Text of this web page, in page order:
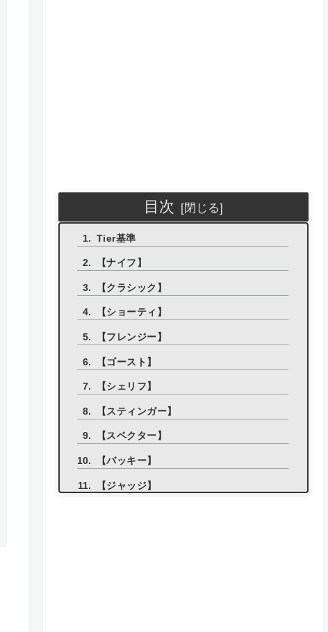
目次
Tier基準
【ナイフ】
【クラシック】
【ショーティ】
【フレンジー】
【ゴースト】
【シェリフ】
【スティンガー】
【スペクター】
【バッキー】
【ジャッジ】